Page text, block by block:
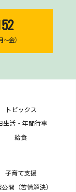
金）
トピックス
生活・年間行事
給食
子育て支援
公開（苦情解決）